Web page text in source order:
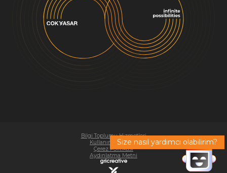
Size nasıl yardımcı olabilirim?
Bilgi Toplumu Hizmetleri
Kullanım Koşulları
Çerez Politikası
Aydınlatma Metni